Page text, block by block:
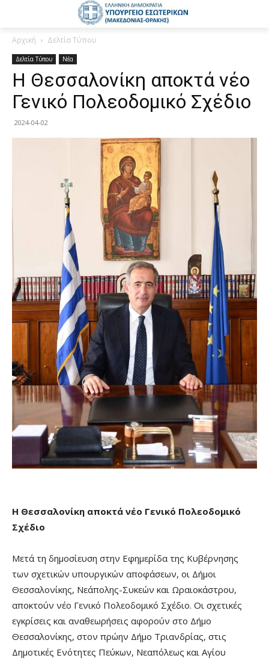
Αρχική Δελτία Τύπου
Δελτία Τύπου Νέα
Η Θεσσαλονίκη αποκτά νέο
Γενικό Πολεοδομικό Σχέδιο
2024-04-02
Η Θεσσαλονίκη αποκτά νέο Γενικό Πολεοδομικό
Σχέδιο
Μετά τη δημοσίευση στην Εφημερίδα της Κυβέρνησης
των σχετικών υπουργικών αποφάσεων, οι Δήμοι
Θεσσαλονίκης, Νεάπολης-Συκεών και Ωραιοκάστρου,
αποκτούν νέο Γενικό Πολεοδομικό Σχέδιο. Οι σχετικές
εγκρίσεις και αναθεωρήσεις αφορούν στο Δήμο
Θεσσαλονίκης, στον πρώην Δήμο Τριανδρίας, στις
Δημοτικές Ενότητες Πεύκων, Νεαπόλεως και Αγίου